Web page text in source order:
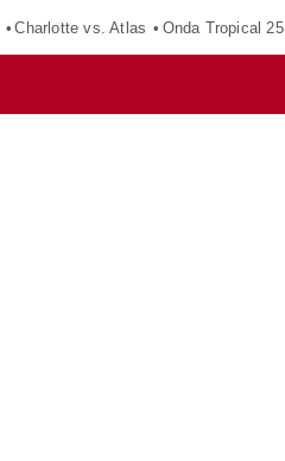
Charlotte vs. Atlas Onda Tropical 25